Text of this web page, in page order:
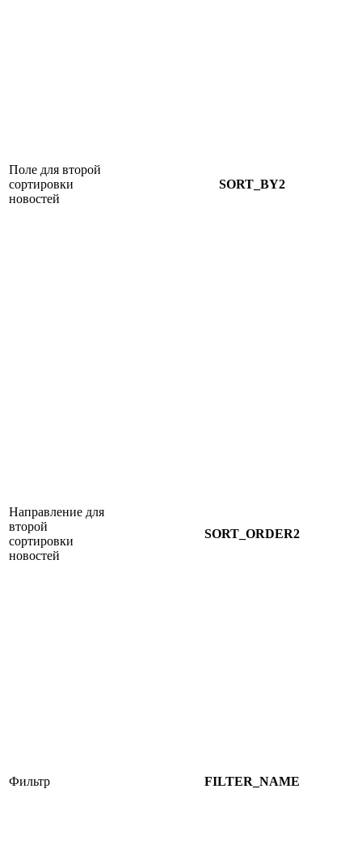
Поле для второй
сортировки
новостей
SORT_BY2
Направление для
второй
сортировки
новостей
SORT_ORDER2
Фильтр FILTER_NAME